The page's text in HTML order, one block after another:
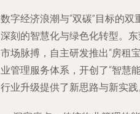
字经济浪潮与“双碳”目标的
刻的智慧化与绿色化转型。
场脉搏，自主研发推出“房租
管理服务体系，开创了“智慧
业升级提供了新思路与新实践